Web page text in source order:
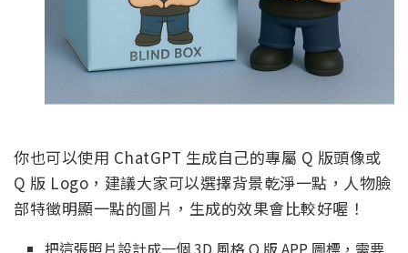
你也可以使用 ChatGPT 生成自己的專屬 Q 版頭像或
Q 版 Logo，建議大家可以選擇背景乾淨一點，人物臉
部特徵明顯一點的圖片，生成的效果會比較好喔！
把這張照片設計成一個 3D 風格 Q 版 APP 圖標，需要